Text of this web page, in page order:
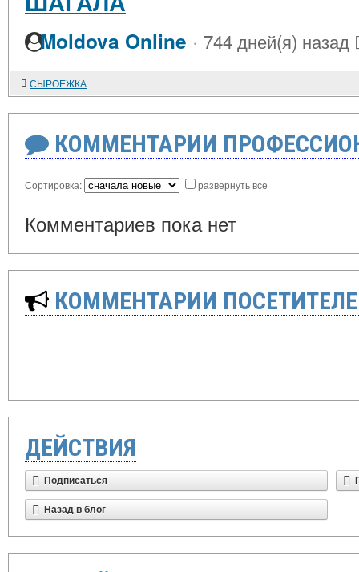
Moldova Online · 744 дней(я) назад
СЫРОЕЖКА
КОММЕНТАРИИ
Сортировка: развернуть все
Комментариев пока нет
КОММЕНТАРИИ
ДЕЙСТВИЯ
Подписаться
Назад в блог